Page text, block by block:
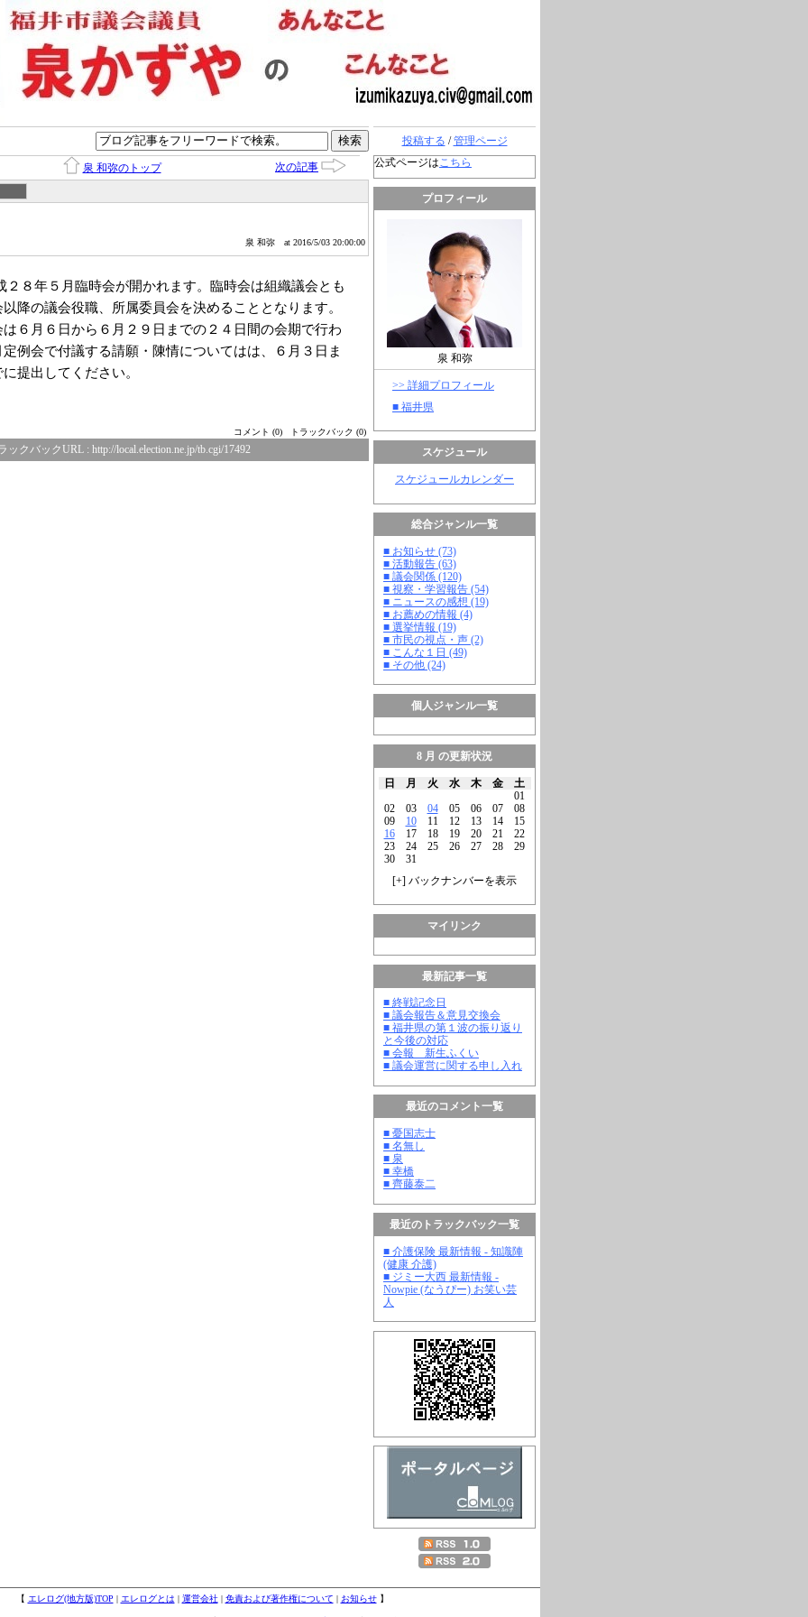
投稿する /管理ページ
公式ページはこちら
プロフィール
泉 和弥
>> 詳細プロフィール
■ 福井県
スケジュール
スケジュールカレンダー
総合ジャンル一覧
■ お知らせ (73)
■ 活動報告 (63)
■ 議会関係 (120)
■ 視察・学習報告 (54)
■ ニュースの感想 (19)
■ お薦めの情報 (4)
■ 選挙情報 (19)
■ 市民の視点・声 (2)
■ こんな１日 (49)
■ その他 (24)
個人ジャンル一覧
8 月 の更新状況
日 月 火 水 木 金
土
01
02
03 04 05 06 07
08
09
10 11 12 13 14
15
16
17 18 19 20 21
22
23
24 25 26 27 28
29
30
31
[+] バックナンバーを表示
マイリンク
最新記事一覧
■ 終戦記念日
■ 議会報告＆意見交換会
■ 福井県の第１波の振り返り
と今後の対応
■ 会報 新生ふくい
■ 議会運営に関する申し入れ
最近のコメント一覧
■ 憂国志士
■ 名無し
■ 泉
■ 幸橋
■ 齊藤泰二
最近のトラックバック一覧
■ 介護保険 最新情報 - 知識陣
(健康 介護)
■ ジミー大西 最新情報 -
Nowpie (なうぴー) お笑い芸
人
泉 和弥のトップ
次の記事
泉 和弥 at 2016/5/03 20:00:00
８年５月臨時会が開かれます。臨時会は組織議会とも
降の議会役職、所属委員会を決めることとなります。
６月６日から６月２９日までの２４日間の会期で行わ
例会で付議する請願・陳情についてはは、６月３日ま
提出してください。
コメント (0) トラックバック (0)
ックバックURL : http://local.election.ne.jp/tb.cgi/17492
【 エレログ(地方版)TOP | エレログとは | 運営会社| 免責および著作権について | お知らせ】